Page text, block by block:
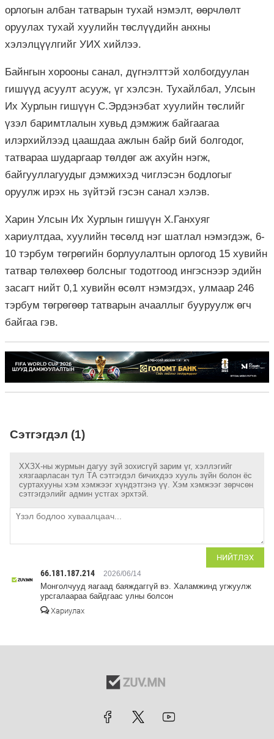
орлогын албан татварын тухай нэмэлт, өөрчлөлт
оруулах тухай хуулийн төслүүдийн анхны
хэлэлцүүлгийг УИХ хийлээ.
Байнгын хорооны санал, дүгнэлттэй холбогдуулан
гишүүд асуулт асууж, үг хэлсэн. Тухайлбал, Улсын
Их Хурлын гишүүн С.Эрдэнэбат хуулийн төслийг
үзэл баримтлалын хувьд дэмжиж байгаагаа
илэрхийлээд цаашдаа ажлын байр бий болгодог,
татвараа шударгаар төлдөг аж ахуйн нэгж,
байгууллагуудыг дэмжихэд чиглэсэн бодлогыг
оруулж ирэх нь зүйтэй гэсэн санал хэлэв.
Харин Улсын Их Хурлын гишүүн Х.Ганхуяг
хариултдаа, хуулийн төсөлд нэг шатлал нэмэгдэж, 6-
10 тэрбум төгрөгийн борлуулалтын орлогод 15 хувийн
татвар төлөхөөр болсныг тодотгоод ингэснээр эдийн
засагт нийт 0,1 хувийн өсөлт нэмэгдэх, улмаар 246
тэрбум төгрөгөөр татварын ачааллыг бууруулж өгч
байгаа гэв.
Сэтгэгдэл (1)
ХХЗХ-ны журмын дагуу зүй зохисгүй зарим үг, хэллэгийг
хязгаарласан тул ТА сэтгэгдэл бичихдээ хууль зүйн болон ёс
суртахууны хэм хэмжээг хүндэтгэнэ үү. Хэм хэмжээг зөрчсөн
сэтгэгдэлийг админ устгах эрхтэй.
НИЙТЛЭХ
66.181.187.214 2026/06/14
Монголчууд яагаад баяждаггүй вэ. Халамжинд угжуулж
урсгалаараа байдгаас улны болсон
Хариулах